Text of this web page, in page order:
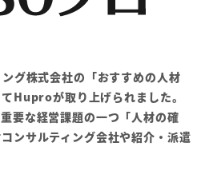
グ株式会社の「おすすめの人材
Huproが取り上げられました。
要な経営課題の一つ「人材の確
ンサルティング会社や紹介・派遣